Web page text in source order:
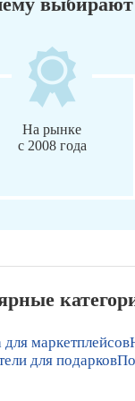
На рынке
с 2008 года
для маркетплейсов
для подарков